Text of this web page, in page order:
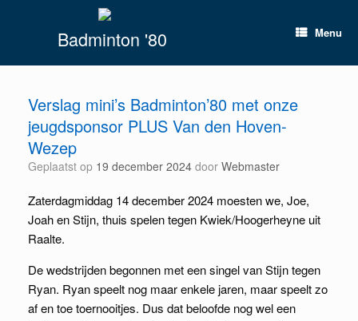
Badminton '80 Menu
Verslag mini’s Badminton’80 met onze
jeugdsponsor PLUS Van den Hoven-
Wezep
Geplaatst op 19 december 2024 door Webmaster
Zaterdagmiddag 14 december 2024 moesten we, Joe,
Joah en Stijn, thuis spelen tegen Kwiek/Hoogerheyne uit
Raalte.
De wedstrijden begonnen met een singel van Stijn tegen
Ryan. Ryan speelt nog maar enkele jaren, maar speelt zo
af en toe toernooitjes. Dus dat beloofde nog wel een